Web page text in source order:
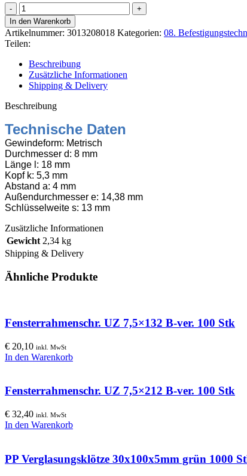
Sechskantschraube
8.8
DIN
933
M8x18
verzinkt,
200
Stk
Menge
In den Warenkorb
Artikelnummer: 3013208018 Kategorien: 08.
Teilen:
Beschreibung
Zusätzliche Informationen
Shipping & Delivery
Beschreibung
Technische Daten
Gewindeform: Metrisch
Durchmesser d: 8 mm
Länge l: 18 mm
Kopf k: 5,3 mm
Abstand a: 4 mm
Außendurchmesser e: 14,38 mm
Schlüsselweite s: 13 mm
Zusätzliche Informationen
Gewicht 2,34 kg
Shipping & Delivery
Ähnliche Produkte
Fensterrahmenschr. UZ 7,5×132 B-ver. 100 Stk
€ 20,10 inkl. MwSt
In den Warenkorb
Fensterrahmenschr. UZ 7,5×212 B-ver. 100 Stk
€ 32,40 inkl. MwSt
In den Warenkorb
PP Verglasungsklötze 30x100x5mm grün 1000